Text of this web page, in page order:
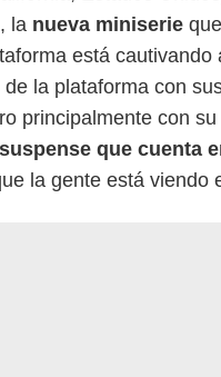
la nueva miniserie
está cautivando
la plataforma con
principalmente con su
que cuenta
la gente está viendo